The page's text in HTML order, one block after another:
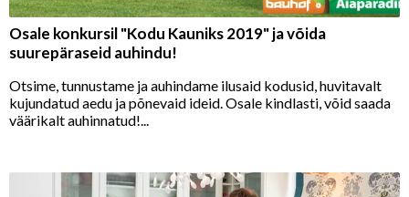
Osale konkursil "Kodu Kauniks 2019" ja võida
suurepäraseid auhindu!
Otsime, tunnustame ja auhindame ilusaid kodusid, huvitavalt
kujundatud aedu ja põnevaid ideid. Osale kindlasti, võid saada
väärikalt auhinnatud!...